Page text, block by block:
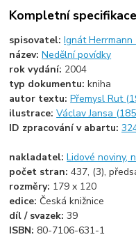
Kompletní specifikace
spisovatel:Ignát Herrmann
název:Nedělní povídky
rok vydání: 2004
typ dokumentu:kniha
autor textu:Přemysl Rut
ilustrace:Václav Jansa
ID zpracování v abartu:
nakladatel:Lidové noviny,
počet stran:437, (3),
rozměry: 179 x 120
edice: Česká knižnice
díl / svazek:39
ISBN: 80-7106-631-1